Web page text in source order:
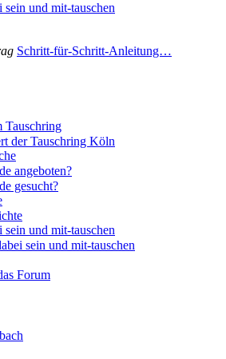
sein und mit-tauschen
Schritt-für-Schritt-Anleitung…
Tauschring
der Tauschring Köln
angeboten?
gesucht?
sein und mit-tauschen
sein und mit-tauschen
Forum